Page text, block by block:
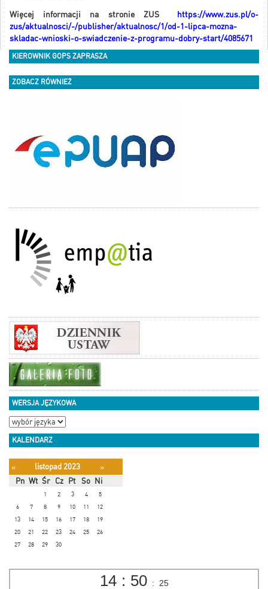
Więcej informacji na stronie ZUS https://www.zus.pl/o-
zus/aktualnosci/-/publisher/aktualnosc/1/od-1-lipca-mozna-
skladac-wnioski-o-swiadczenie-z-programu-dobry-start/4085671
KIEROWNIK GOPS ZAPRASZA
ZOBACZ RÓWNIEŻ
WERSJA JĘZYKOWA
KALENDARZ
« listopad 2023
»
Pn Wt Śr Cz Pt So Ni
1 2 3 4
5
6
7 8 9 10 11
12
13
14 15 16 17 18
19
20
21 22 23 24 25
26
27
28 29 30
14 : 50 : 26